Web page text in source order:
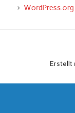
WordPress.org
Erstellt